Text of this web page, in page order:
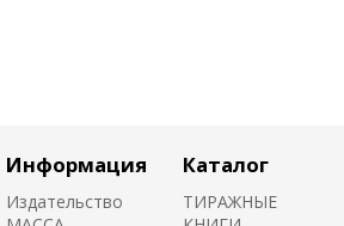
Информация
Издательство
Каталог
ТИРАЖНЫЕ